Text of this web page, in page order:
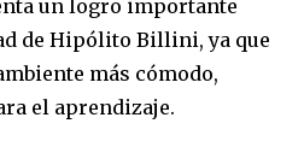
un logro importante
de Hipólito Billini, ya que
más cómodo,
el aprendizaje.